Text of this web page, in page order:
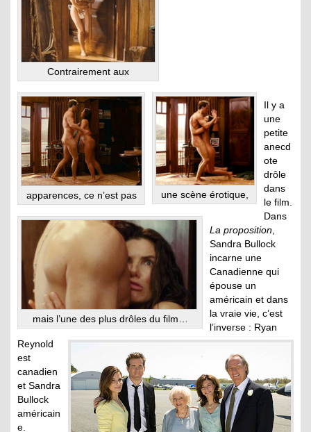
Contrairement aux
apparences, ce n’est pas une scène érotique,
mais l’une des plus drôles du film…
Il y a
une
petite
anecd
ote
drôle
dans
le film.
Dans
La proposition
Sandra Bullock
incarne une
Canadienne qui
épouse un
américain et dans
la vraie vie, c’est
l’inverse : Ryan
Reynold
est
canadien
et Sandra
Bullock
américain
e.